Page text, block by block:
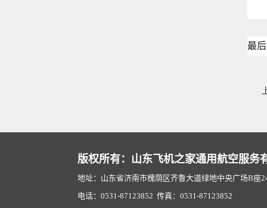
最
版权所有：山东飞机之家通用航空服务
地址：山东省济南市槐荫区齐鲁大道绿地中央广场B座
电话：0531-87123852 传真：0531-87123852